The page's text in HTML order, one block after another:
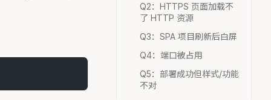
Q2：HTTPS 页面加载不
了 HTTP 资源
Q3：SPA 项目刷新后白屏
Q4：端口被占用
Q5：部署成功但样式/功能
不对